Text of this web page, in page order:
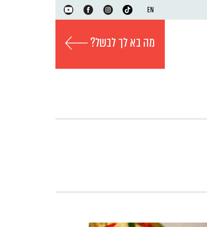
EN
מה בא לך לבשל?